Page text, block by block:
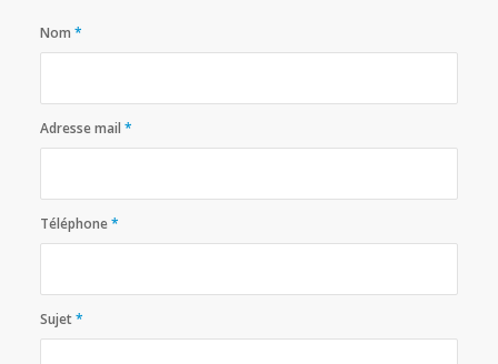
Nom *
Adresse mail *
Téléphone*
Sujet*